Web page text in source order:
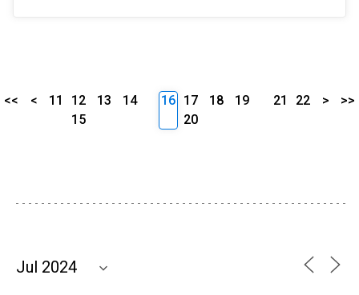
<< < 11 12 13
14
15
16 17 18
19
20
21 22 > >>